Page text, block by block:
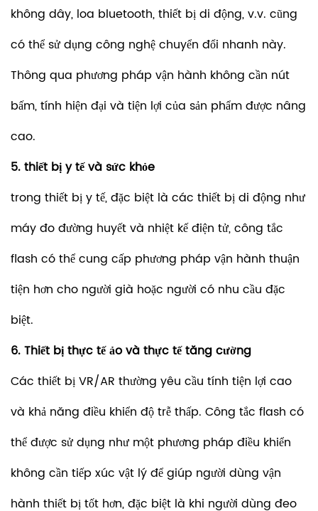
không dây, loa bluetooth, thiết bị di động, v.v. cũng
có thể sử dụng công nghệ chuyển đổi nhanh này.
Thông qua phương pháp vận hành không cần nút
bấm, tính hiện đại và tiện lợi của sản phẩm được nâng
cao.
5. thiết bị y tế và sức khỏe
trong thiết bị y tế, đặc biệt là các thiết bị di động như
máy đo đường huyết và nhiệt kế điện tử, công tắc
flash có thể cung cấp phương pháp vận hành thuận
tiện hơn cho người già hoặc người có nhu cầu đặc
biệt.
6. Thiết bị thực tế ảo và thực tế tăng cường
Các thiết bị VR/AR thường yêu cầu tính tiện lợi cao
và khả năng điều khiển độ trễ thấp. Công tắc flash có
thể được sử dụng như một phương pháp điều khiển
không cần tiếp xúc vật lý để giúp người dùng vận
hành thiết bị tốt hơn, đặc biệt là khi người dùng đeo